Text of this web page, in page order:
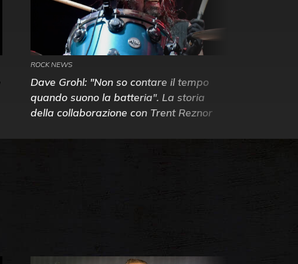
ROCK NEWS
Dave Grohl: "Non so contare il tempo
quando suono la batteria". La storia
della collaborazione con Trent Reznor